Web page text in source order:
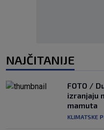
NAJČITANIJE
FOTO /
izranjaju
mamuta
KLIMATSKE